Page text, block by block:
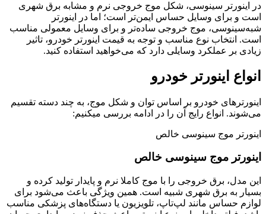
در اینورتر سینوسی، شکل موج خروجی نرم و مشابه برق شهری
است و برای وسایل حساس ایمن‌تر است؛ اما در اینورتر
شبه‌سینوسی، موج خروجی ساده‌تر و برای وسایل معمولی مناسب
است. انتخاب نوع مناسب و توجه به قیمت اینورتر خودرو، تاثیر
زیادی بر عملکرد وسایلی دارد که می‌خواهید استفاده کنید.
انواع اینورتر خودرو
اینورترهای خودرو بر اساس توان و شکل موج، به چند دسته تقسیم
می‌شوند. انواع رایج آن را در ادامه بررسی میکنیم:
اینورتر موج سینوسی خالص
اینورتر موج سینوسی خالص
این مدل، برق خروجی را با موج کاملا نرم و پایدار تولید کرده و
بسیار به برق شهری شبیه است. همین ویژگی باعث می‌شود برای
لوازم حساس مانند لپ‌تاپ، تلویزیون یا دستگاه‌های پزشکی مناسب